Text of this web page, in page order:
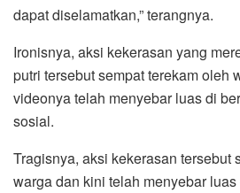
dapat diselamatkan,” terangnya.
Ironisnya, aksi kekerasan yang
putri tersebut sempat terekam oleh
videonya telah menyebar luas di
sosial.
Tragisnya, aksi kekerasan tersebut
warga dan kini telah menyebar